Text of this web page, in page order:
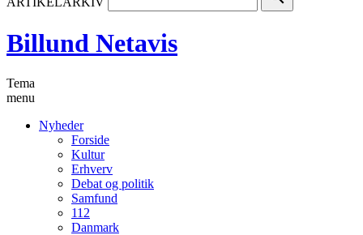
Billund Netavis
Tema
menu
Nyheder
Forside
Kultur
Erhverv
Debat og politik
Samfund
112
Danmark